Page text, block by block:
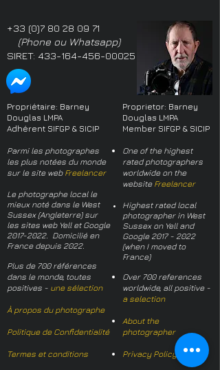
+33 (0)7 80 28 09 71
(Phone ou Whatsapp)
SIRET: 433-164-456-00025
Propriétaire: Barney
Douglas LMPA
Adhérent SIFGP & SICIP
Parmi les photographes
les plus notées du monde
sur le site web Freelancer
Le photographe local le
mieux noté dans le West
Sussex (Angleterre) sur
les sites web Yell et Google
2017-2022. Domicilié en
France depuis 2022.
Plus de 700 références
dans le monde, toutes
positives - une sélection
À propos du photographe
Politique de Confidentialité
Termes et conditions
Proprietor: Barney
Douglas LMPA
Member SIFGP & SICIP
One of the highest
rated photographers
worldwide on the
website Freelancer
Highest rated local
photographer in West
Sussex on Yell and
Google 2017 - 2022
(when I moved to
France)
Over 700 references
worldwide, all positive -
a selection
About the
photographer
Privacy Policy